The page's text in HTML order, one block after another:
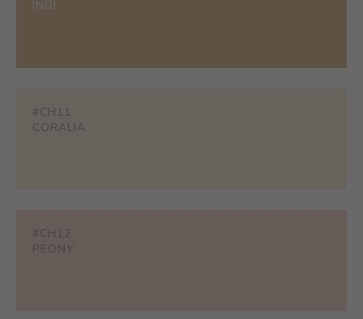
INDI
#CH11
CORALIA
#CH12
PEONY